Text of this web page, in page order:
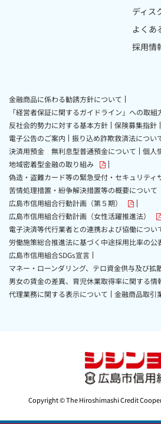
ディス
よくあ
採用情
金融商品に係わる勧誘方針について
「経営者保証に関するガイドライン」への取組
反社会的勢力に対する基本方針
保険募集指針
電子公告のご案内
振り込め詐欺救済法につい
決済用預金 無利息型普通預金について
個人
地域密着型金融の取り組み
偽造・盗難カード等の緊急受付・セキュリティ
苦情処理措置・紛争解決措置等の概要について
広島市信用組合行動計画（第５期）
広島市信用組合行動計画（女性活躍推進法）
電子決済等代行業者との連携および協働につい
労働施策総合推進法に基づく中途採用比率の公
広島市信用組合SDGs宣言
マネー・ローンダリング、テロ資金供与及び拡
男女の賃金の差異、育児休業取得率に関する情
代理業務に関する表示について
金融商品取引
Copyright © The Hiroshimashi Credit